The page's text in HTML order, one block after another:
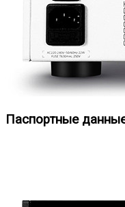
Паспортные